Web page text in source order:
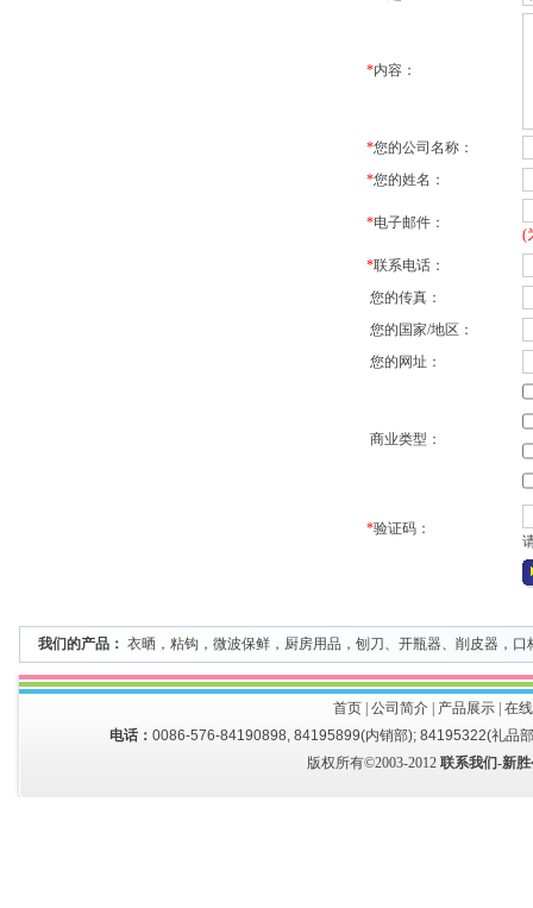
*内容：
*您的公司名称：
*您的姓名：
*电子邮件：
(
*联系电话：
您的传真：
您的国家/地区：
您的网址：
商业类型：
*验证码：
我们的产品： 衣晒 ， 粘钩 ， 微波保鲜 ， 厨房用品 ， 刨刀、开瓶器、削皮器 ， 口
首页| 公司简介| 产品展示| 在
电话： 0086-576-84190898, 84195899(内销部); 84195322(礼品
版权所有©2003-2012 联系我们-新胜